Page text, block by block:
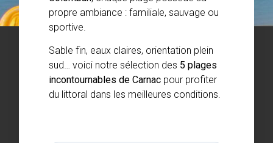
propre ambiance : familiale, sauvage ou
sportive.
Sable fin, eaux claires, orientation plein
sud… voici notre sélection des 5 plages
incontournables de Carnacpour profiter
du littoral dans les meilleures conditions.